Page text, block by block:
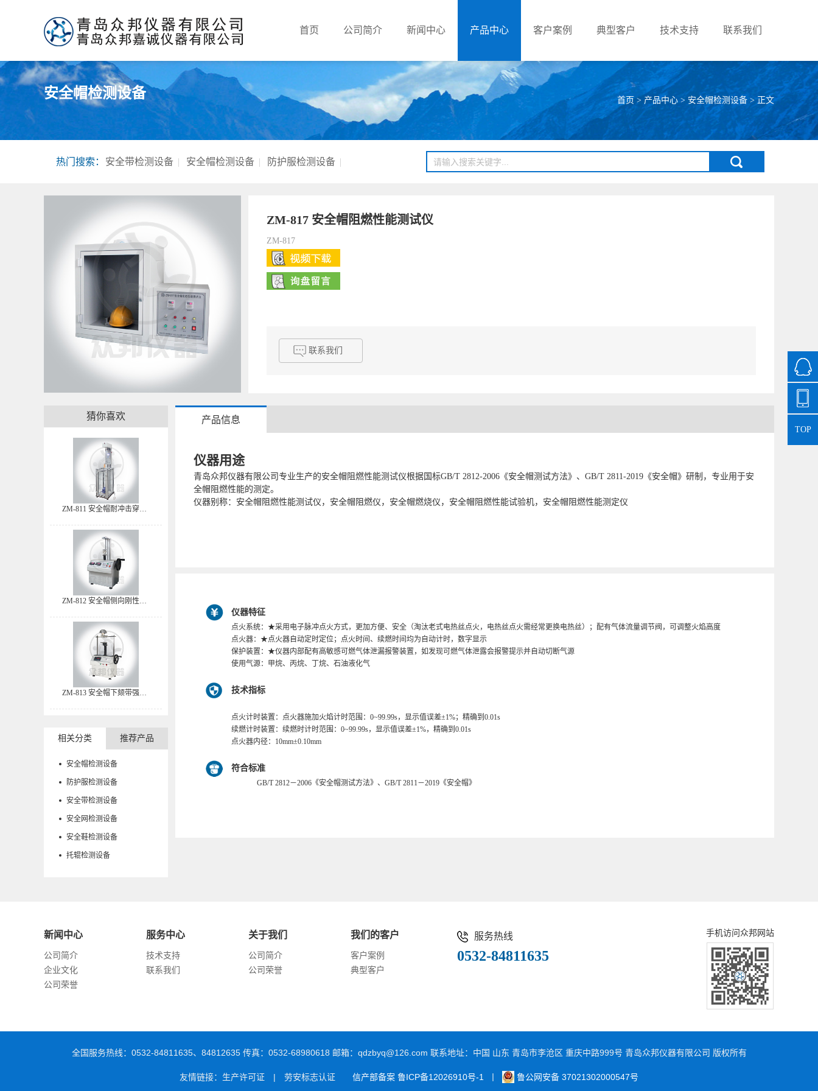
首页 公司简介 新闻中心 产品中心 客户案例 典型客户 技术支持 联系我们
0532-84811635
TOP
安全帽检测设备 首页> 产品中心 > 安全帽检测设备> 正文
热门搜索： 安全带检测设备 | 安全帽检测设备 | 防护服检测设备 |
ZM-817 安全帽阻燃性能测试仪
ZM-817
联系我们
产品信息
仪器用途
青岛众邦仪器有限公司专业生产的安全帽阻燃性能测试仪根据国标GB/T 2812-2006《安全帽测试方法》、GB/T 2811-2019《安全帽》研制，专业用于安
全帽阻燃性能的测定。
仪器别称：安全帽阻燃性能测试仪，安全帽阻燃仪，安全帽燃烧仪，安全帽阻燃性能试验机，安全帽阻燃性能测定仪
仪器特征
点火系统：★采用电子脉冲点火方式，更加方便、安全（淘汰老式电热丝点火，电热丝点火需经常更换电热丝）；配有气体流量调节阀，可调整火焰高度
点火器：★点火器自动定时定位；点火时间、续燃时间均为自动计时，数字显示
保护装置：★仪器内部配有高敏感可燃气体泄漏报警装置，如发现可燃气体泄露会报警提示并自动切断气源
使用气源：甲烷、丙烷、丁烷、石油液化气
技术指标
点火计时装置：点火器施加火焰计时范围：0~99.99s，显示值误差±1%；精确到0.01s
续燃计时装置：续燃时计时范围：0~99.99s，显示值误差±1%，精确到0.01s
点火器内径：10mm±0.10mm
符合标准
GB/T 2812－2006《安全帽测试方法》、GB/T 2811－2019《安全帽》
猜你喜欢
ZM-811 安全帽耐冲击穿刺试验机
ZM-812 安全帽侧向刚性试验机
ZM-813 安全帽下颏带强度测试仪
相关分类 推荐产品
安全帽检测设备
防护服检测设备
安全带检测设备
安全网检测设备
安全鞋检测设备
托辊检测设备
新闻中心
公司简介
企业文化
公司荣誉
服务中心
技术支持
联系我们
关于我们
公司简介
公司荣誉
我们的客户
客户案例
典型客户
服务热线
0532-84811635
手机访问众邦网站
全国服务热线：0532-84811635、84812635 传真：0532-68980618 邮箱：qdzbyq@126.com 联系地址：中国 山东 青岛市李沧区 重庆中路999号 青岛众邦仪器有限公司 版权所有
友情链接：生产许可证 | 劳安标志认证 信产部备案 鲁ICP备12026910号-1 鲁公网安备 37021302000547号